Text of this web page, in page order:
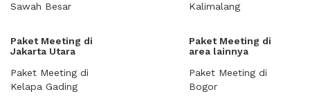
Sawah Besar
Kalimalang
Paket Meeting di
Jakarta Utara
Paket Meeting di
Kelapa Gading
Paket Meeting di
area lainnya
Paket Meeting di
Bogor